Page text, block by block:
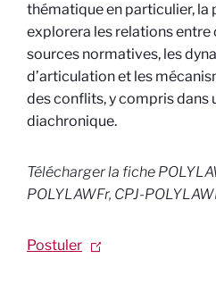
thématique en particulier, la
explorera les relations
sources normatives, les
d’articulation et les
des conflits, y compris dans
diachronique.
Télécharger la fiche
POLYLAWFr, CPJ-
Postuler